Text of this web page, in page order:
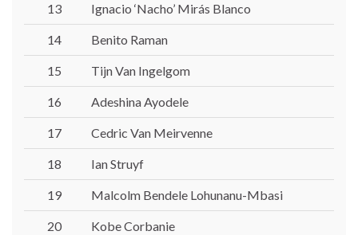
13 Ignacio ‘Nacho’ Mirás Blanco
14 Benito Raman
15 Tijn Van Ingelgom
16 Adeshina Ayodele
17 Cedric Van Meirvenne
18 Ian Struyf
19 Malcolm Bendele Lohunanu-Mbasi
20 Kobe Corbanie